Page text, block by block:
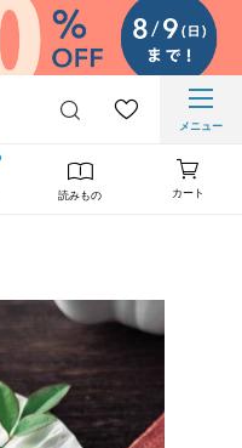
メニュー
読みもの カート